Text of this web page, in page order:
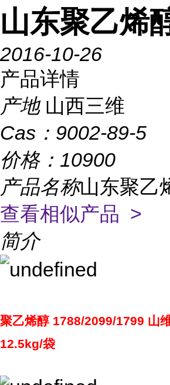
山东聚乙烯
2016-10-26
产品详情
产地 山西三维
Cas： 9002-89-5
价格： 10900
产品名称山东聚乙
查看相似产品 >
简介
聚乙烯醇 1788/2099/1799 山
12.5kg/袋